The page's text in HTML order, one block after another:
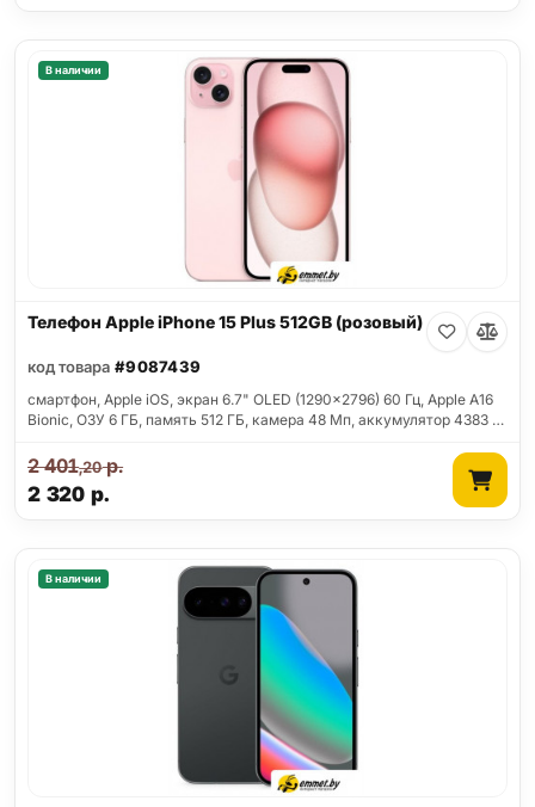
В наличии
Телефон Apple iPhone 15 Plus 512GB (розовый)
код товара #9087439
смартфон, Apple iOS, экран 6.7" OLED (1290x2796) 60 Гц, Apple A16
Bionic, ОЗУ 6 ГБ, память 512 ГБ, камера 48 Мп, аккумулятор 4383 …
2 320 р.
2 401,20р.
В наличии